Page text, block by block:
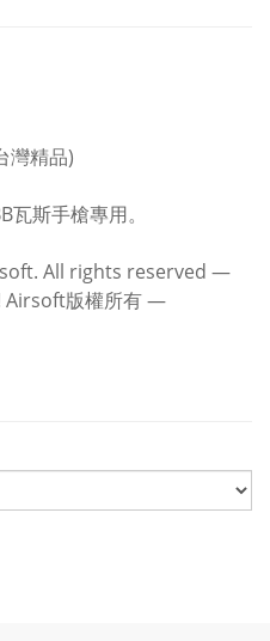
灣精品)
斯手槍專用。
All rights reserved ―
版權所有 ―